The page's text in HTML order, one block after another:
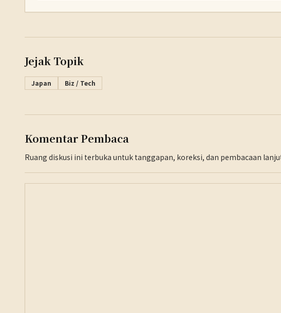
Jejak Topik
Japan Biz / Tech
Komentar Pembaca
Ruang diskusi ini terbuka untuk tanggapan, koreksi, dan pembacaan